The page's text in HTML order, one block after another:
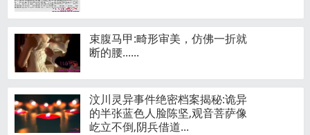
束腹马甲:畸形审美，仿佛一折就
断的腰......
汶川灵异事件绝密档案揭秘:诡异
的半张蓝色人脸陈坚,观音菩萨像
屹立不倒,阴兵借道...